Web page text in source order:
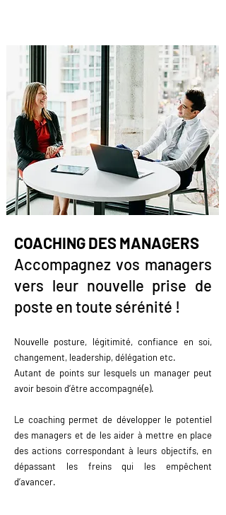
COACHING DES MANAGERS
Accompagnez vos managers
vers leur nouvelle prise de
poste en toute sérénité !
Nouvelle posture, légitimité, confiance en soi,
changement, leadership, délégation etc.
Autant de points sur lesquels un manager peut
avoir besoin d’être accompagné(e).
Le coaching permet de développer le potentiel
des managers et de les aider à mettre en place
des actions correspondant à leurs objectifs, en
dépassant les freins qui les empêchent
d’avancer.